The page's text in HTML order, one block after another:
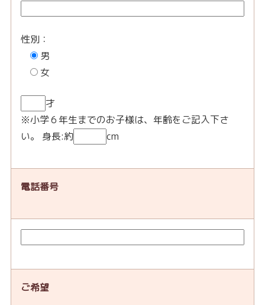
性別：
男
女
才
※小学６年生までのお子様は、年齢をご記入下さ
い。 身長:約
cm
電話番号
ご希望